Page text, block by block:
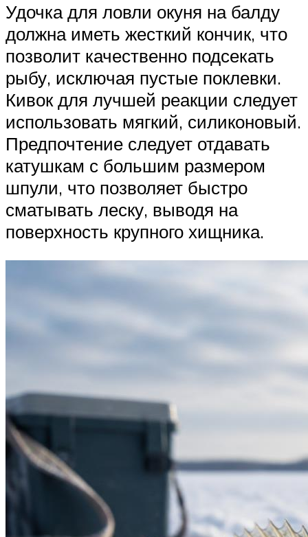
Удочка для ловли окуня на балду
должна иметь жесткий кончик, что
позволит качественно подсекать
рыбу, исключая пустые поклевки.
Кивок для лучшей реакции следует
использовать мягкий, силиконовый.
Предпочтение следует отдавать
катушкам с большим размером
шпули, что позволяет быстро
сматывать леску, выводя на
поверхность крупного хищника.